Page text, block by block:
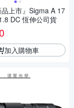
品上市』Sigma A 17
DC 恆伸公司貨
加入購物車